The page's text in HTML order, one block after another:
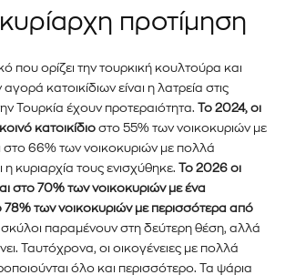
προτίμηση
που ορίζει την τουρκική κουλτούρα και
κατοικίδιων είναι η λατρεία στις
Τουρκία έχουν προτεραιότητα. Το 2024, οι
κατοικίδιο στο 55% των νοικοκυριών με
στο 66% των νοικοκυριών με πολλά
η κυριαρχία τους ενισχύθηκε. Το 2026 οι
στο 70% των νοικοκυριών με ένα
78% των νοικοκυριών με περισσότερα από
σκύλοι παραμένουν στη δεύτερη θέση, αλλά
Ταυτόχρονα, οι οικογένειες με πολλά
όλο και περισσότερο. Τα ψάρια